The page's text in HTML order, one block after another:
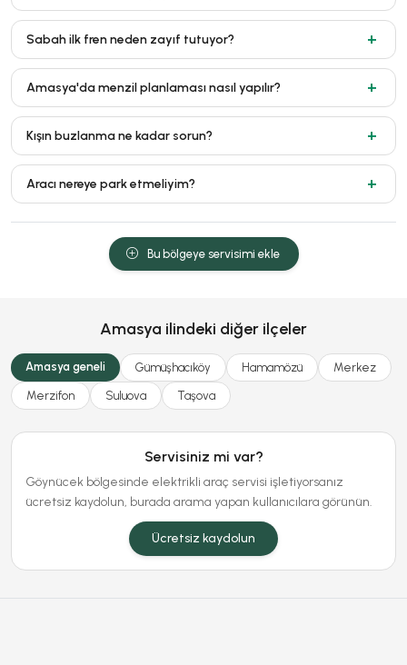
Sabah ilk fren neden zayıf tutuyor?
Amasya'da menzil planlaması nasıl yapılır?
Kışın buzlanma ne kadar sorun?
Aracı nereye park etmeliyim?
Bu bölgeye servisimi ekle
Amasya ilindeki diğer ilçeler
Amasya geneli Gümüşhacıköy Hamamözü Merkez
Merzifon Suluova Taşova
Servisiniz mi var?
Göynücek bölgesinde elektrikli araç servisi işletiyorsanız
ücretsiz kaydolun, burada arama yapan kullanıcılara görünün.
Ücretsiz kaydolun